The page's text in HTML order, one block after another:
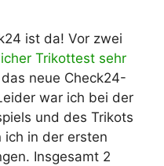
ist da! Vor zwei
Trikottest sehr
neue Check24-
war ich bei der
und des Trikots
ich in der ersten
Insgesamt 2